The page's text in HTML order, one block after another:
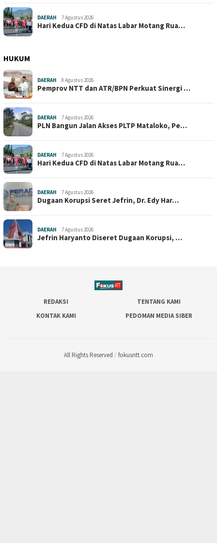
DAERAH 7 Agustus 2026
Hari Kedua CFD di Natas Labar Motang Rua…
HUKUM
DAERAH 8 Agustus 2026
Pemprov NTT dan ATR/BPN Perkuat Sinergi …
DAERAH 7 Agustus 2026
PLN Bangun Jalan Akses PLTP Mataloko, Pe…
DAERAH 7 Agustus 2026
Hari Kedua CFD di Natas Labar Motang Rua…
DAERAH 7 Agustus 2026
Dugaan Korupsi Seret Jefrin, Dr. Edy Har…
DAERAH 7 Agustus 2026
Jefrin Haryanto Diseret Dugaan Korupsi, …
REDAKSI
TENTANG KAMI
KONTAK KAMI
PEDOMAN MEDIA SIBER
All Rights Reserved / fokusntt.com